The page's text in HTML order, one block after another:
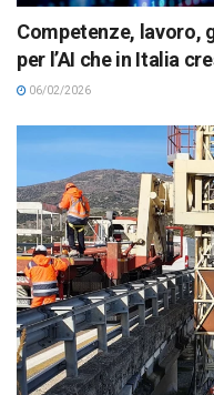
Competenze, lavoro,
per l’AI che in Italia
06/02/2026